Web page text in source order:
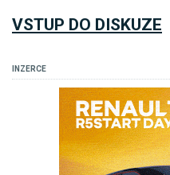
VSTUP DO DISKUZE
INZERCE